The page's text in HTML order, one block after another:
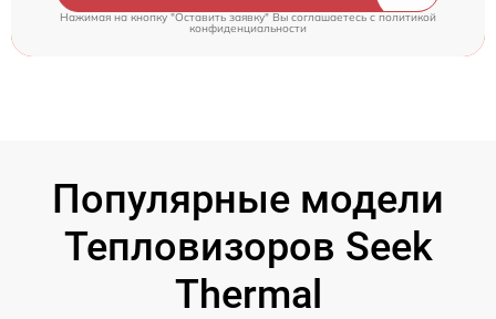
Нажимая на кнопку "Оставить заявку" Вы соглашаетесь cполитикой
конфиденциальности
Популярные модели
Тепловизоров Seek
Thermal